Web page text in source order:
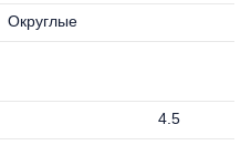
Округлые
4.5